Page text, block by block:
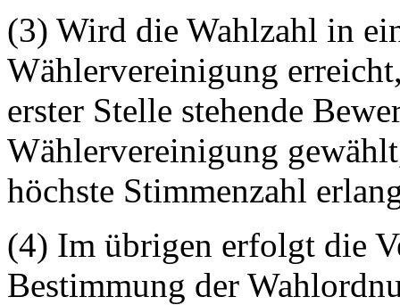
(3) Wird die Wahlzahl in
Wählervereinigung
erster Stelle stehende
Wählervereinigung
höchste Stimmenzahl
(4) Im übrigen erfolgt die
Bestimmung der